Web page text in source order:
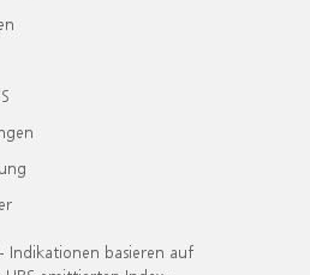
Indikationen basieren auf